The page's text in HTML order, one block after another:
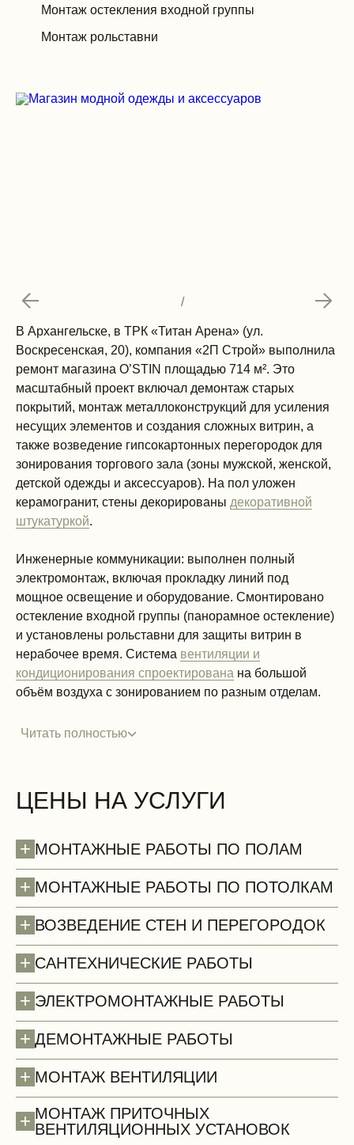
Монтаж остекления входной группы
Монтаж рольставни
/
В Архангельске, в ТРК «Титан Арена» (ул.
Воскресенская, 20), компания «2П Строй» выполнила
ремонт магазина O’STIN площадью 714 м². Это
масштабный проект включал демонтаж старых
покрытий, монтаж металлоконструкций для усиления
несущих элементов и создания сложных витрин, а
также возведение гипсокартонных перегородок для
зонирования торгового зала (зоны мужской, женской,
детской одежды и аксессуаров). На пол уложен
керамогранит, стены декорированы декоративной
штукатуркой.
Инженерные коммуникации: выполнен полный
электромонтаж, включая прокладку линий под
мощное освещение и оборудование. Смонтировано
остекление входной группы (панорамное остекление)
и установлены рольставни для защиты витрин в
нерабочее время. Система вентиляции и
кондиционирования спроектирована на большой
объём воздуха с зонированием по разным отделам.
Читать полностью
ЦЕНЫ НА УСЛУГИ
+ МОНТАЖНЫЕ РАБОТЫ ПО ПОЛАМ
+ МОНТАЖНЫЕ РАБОТЫ ПО ПОТОЛКАМ
+ ВОЗВЕДЕНИЕ СТЕН И ПЕРЕГОРОДОК
+ САНТЕХНИЧЕСКИЕ РАБОТЫ
+ ЭЛЕКТРОМОНТАЖНЫЕ РАБОТЫ
+ ДЕМОНТАЖНЫЕ РАБОТЫ
Полы (демонтаж)
+ МОНТАЖ ВЕНТИЛЯЦИИ
+ МОНТАЖ ПРИТОЧНЫХ
ВЕНТИЛЯЦИОННЫХ УСТАНОВОК